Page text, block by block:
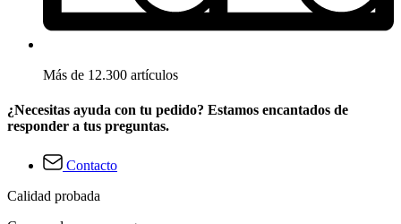
Más de 12.300 artículos
¿Necesitas ayuda con tu pedido? Estamos encantados de
responder a tus preguntas.
Contacto
Calidad probada